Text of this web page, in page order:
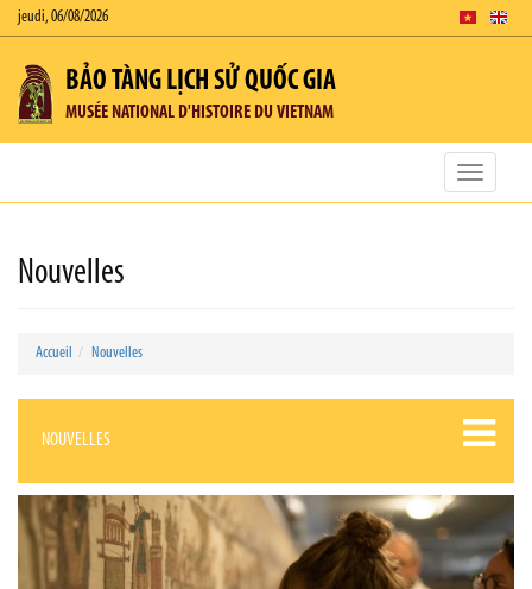
jeudi, 06/08/2026
BẢO TÀNG LỊCH SỬ QUỐC GIA
MUSÉE NATIONAL D'HISTOIRE DU VIETNAM
Toggle
Nouvelles
Accueil Nouvelles
NOUVELLES